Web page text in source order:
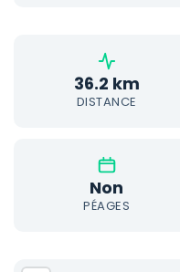
36.2 km
DISTANCE
Non
PÉAGES